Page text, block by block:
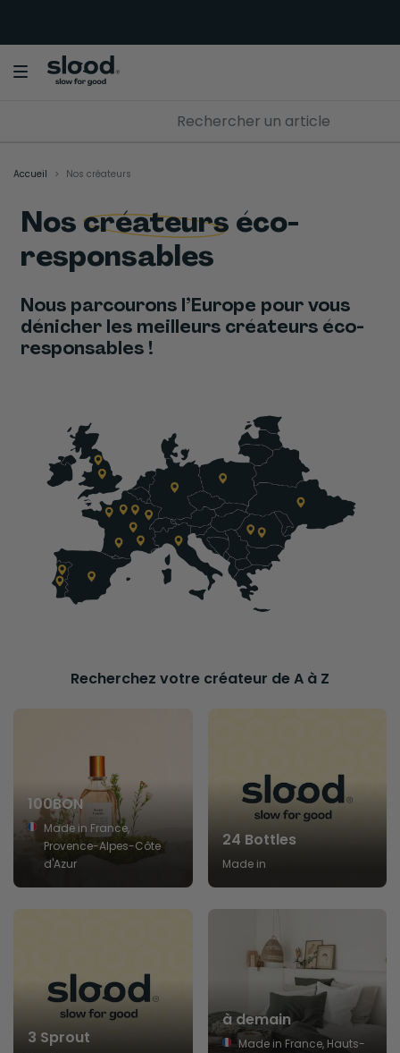
Accueil Nos créateurs
Nos créateurs éco-
responsables
Nous parcourons l’Europe pour vous
dénicher les meilleurs créateurs éco-
responsables !
Recherchez votre créateur de A à Z
100BON
Made in France,
Provence-Alpes-Côte
d'Azur
24 Bottles
Made in
3 Sprout
à demain
Made in France, Hauts-